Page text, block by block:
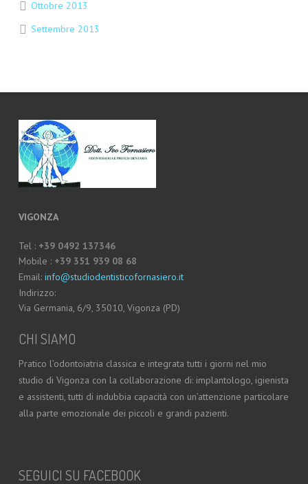
Ottobre 2013
Settembre 2013
VIGONZA
Tel : +39 0492 137346
Mobile : +39 351 939 08 68
Email:info@studiodentisticofornasiero.it
Indirizzo:
Via Germania, 6/9, 35010, Vigonza (PD)
CHI SIAMO
Pratico l’odontoiatria classica e integrata tutti i giorni nel mio
studio di Vigonza con la collaborazione di: implantologo, igienista
e assistenti, tutti di indubbia capacità con un’attenzione particolare
alla parte emozionale dei piccoli e grandi pazienti.
SEGUICI SU FACEBOOK